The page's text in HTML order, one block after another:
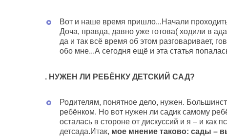
Вот и наше время пришло...Начали
Доча, правда, давно уже готова( ходили в
да и так всё время об этом разговаривает,
обо мне...А сегодня ещё и эта статья
. НУЖЕН ЛИ РЕБЁНКУ ДЕТСКИЙ САД?
Родителям, понятное дело, нужен.
ребёнком. Но вот нужен ли садик самому
осталась в стороне от дискуссий и я – и как
детсада.Итак, мое мнение таково: сады –